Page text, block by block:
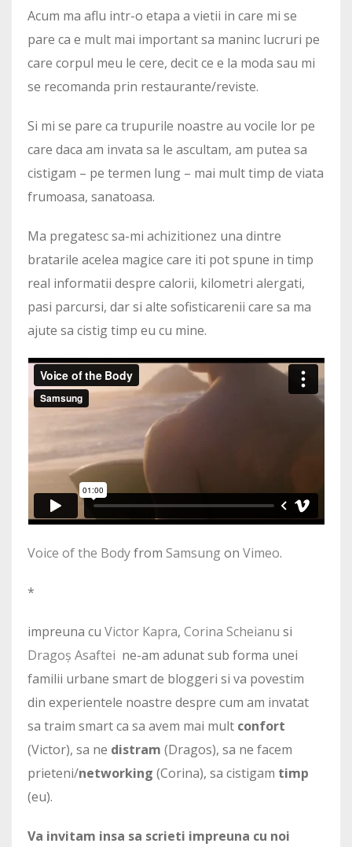
Acum ma aflu intr-o etapa a vietii in care mi se
pare ca e mult mai important sa maninc lucruri pe
care corpul meu le cere, decit ce e la moda sau mi
se recomanda prin restaurante/reviste.
Si mi se pare ca trupurile noastre au vocile lor pe
care daca am invata sa le ascultam, am putea sa
cistigam – pe termen lung – mai mult timp de viata
frumoasa, sanatoasa.
Ma pregatesc sa-mi achizitionez una dintre
bratarile acelea magice care iti pot spune in timp
real informatii despre calorii, kilometri alergati,
pasi parcursi, dar si alte sofisticarenii care sa ma
ajute sa cistig timp eu cu mine.
Voice of the Bodyfrom Samsungon Vimeo.
*
impreuna cu Victor Kapra, Corina Scheianu si
Dragoș Asaftei ne-am adunat sub forma unei
familii urbane smart de bloggeri si va povestim
din experientele noastre despre cum am invatat
sa traim smart ca sa avem mai mult confort
(Victor), sa ne distram (Dragos), sa ne facem
prieteni/networking (Corina), sa cistigam timp
(eu).
Va invitam insa sa scrieti impreuna cu noi